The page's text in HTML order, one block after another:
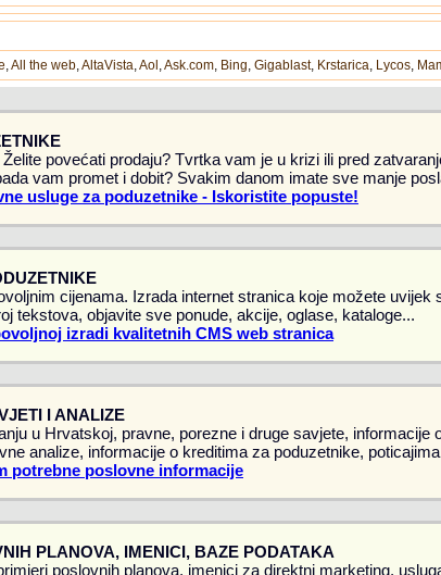
,All the web,AltaVista,Aol ,Ask.com, Bing, Gigablast, Krstarica, Lycos,
povećati prodaju? Tvrtka vam je u krizi ili pred
vam promet i dobit? Svakim danom imate sve manje
usluge za poduzetnike - Iskoristite popuste!
cijenama. Izrada internet stranica koje možete
tekstova, objavite sve ponude, akcije, oglase, kataloge...
izradi kvalitetnih CMS web stranica
I ANALIZE
u Hrvatskoj, pravne, porezne i druge savjete, informacije
analize, informacije o kreditima za poduzetnike,
potrebne poslovne informacije
PLANOVA, IMENICI, BAZE PODATAKA
poslovnih planova, imenici za direktni marketing,